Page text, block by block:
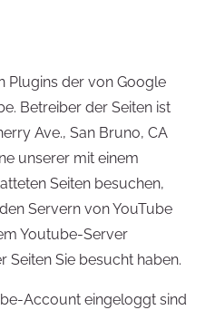
Plugins der von Google
Betreiber der Seiten ist
Ave., San Bruno, CA
unserer mit einem
Seiten besuchen,
Servern von YouTube
Youtube-Server
Seiten Sie besucht haben.
Account eingeloggt sind